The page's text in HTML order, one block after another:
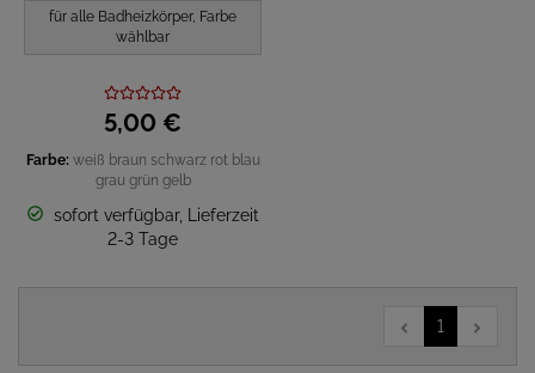
für alle Badheizkörper, Farbe
wählbar
5,00 €
Farbe: weiß braun schwarz rot blau
grau grün gelb
sofort verfügbar, Lieferzeit
2-3 Tage
1